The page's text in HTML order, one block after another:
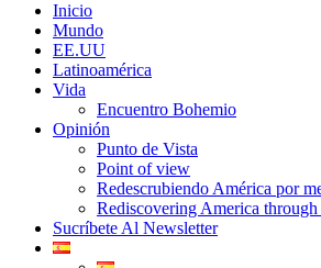
Inicio
Mundo
EE.UU
Latinoamérica
Vida
Encuentro Bohemio
Opinión
Punto de Vista
Point of view
Redescrubiendo América por
Rediscovering America
Sucríbete Al Newsletter